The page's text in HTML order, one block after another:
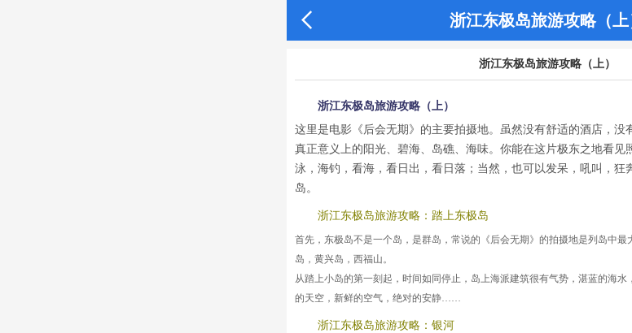
 浙江东极岛旅游攻略（上
浙江东极岛旅游攻略（上）
浙江东极岛旅游攻略（上）
这里是电影《后会无期》的主要拍摄地。虽然没有舒适的酒店，没
真正意义上的阳光、碧海、岛礁、海味。你能在这片极东之地看见
泳，海钓，看海，看日出，看日落；当然，也可以发呆，吼叫，
岛。
浙江东极岛旅游攻略：踏上东极岛
首先，东极岛不是一个岛，是群岛，常说的《后会无期》的拍摄地是列岛中
岛，黄兴岛，西福山。
从踏上小岛的第一刻起，时间如同停止，岛上海派建筑很有气势，湛蓝的海
的天空，新鲜的空气，绝对的安静……
浙江东极岛旅游攻略：银河